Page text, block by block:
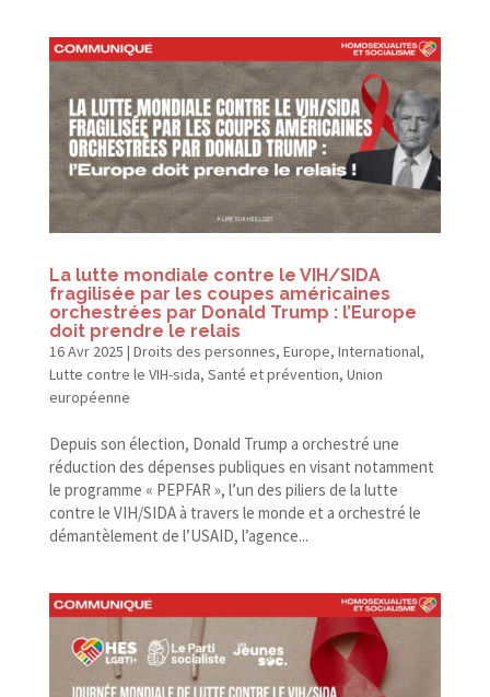
La lutte mondiale contre le VIH/​SIDA
fragilisée par les coupes américaines
orchestrées par Donald Trump : l’Europe
doit prendre le relais
16 Avr 2025 | Droits des personnes, Europe, International,
Lutte contre le VIH-sida, Santé et prévention, Union
européenne
Depuis son élection, Donald Trump a orchestré une
réduction des dépenses publiques en visant notamment
le programme « PEPFAR », l’un des piliers de la lutte
contre le VIH/​SIDA à travers le monde et a orchestré le
démantèlement de l’USAID, l’agence...